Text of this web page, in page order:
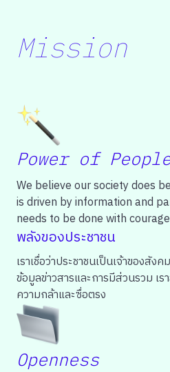
Mission
Power of
We believe our society does
is driven by information and
needs to be done with
พลังของประชาชน
เราเชื่อว่าประชาชนเป็นเจ้าของสั
ข้อมูลข่าวสารและการมีส่วนรวม เ
ความกล้าและซื่อตรง
Openness